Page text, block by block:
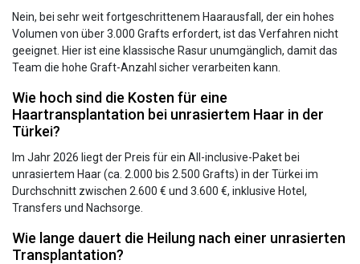
Nein, bei sehr weit fortgeschrittenem Haarausfall, der ein hohes
Volumen von über 3.000 Grafts erfordert, ist das Verfahren nicht
geeignet. Hier ist eine klassische Rasur unumgänglich, damit das
Team die hohe Graft-Anzahl sicher verarbeiten kann.
Wie hoch sind die Kosten für eine
Haartransplantation bei unrasiertem Haar in der
Türkei?
Im Jahr 2026 liegt der Preis für ein All-inclusive-Paket bei
unrasiertem Haar (ca. 2.000 bis 2.500 Grafts) in der Türkei im
Durchschnitt zwischen 2.600 € und 3.600 €, inklusive Hotel,
Transfers und Nachsorge.
Wie lange dauert die Heilung nach einer unrasierten
Transplantation?